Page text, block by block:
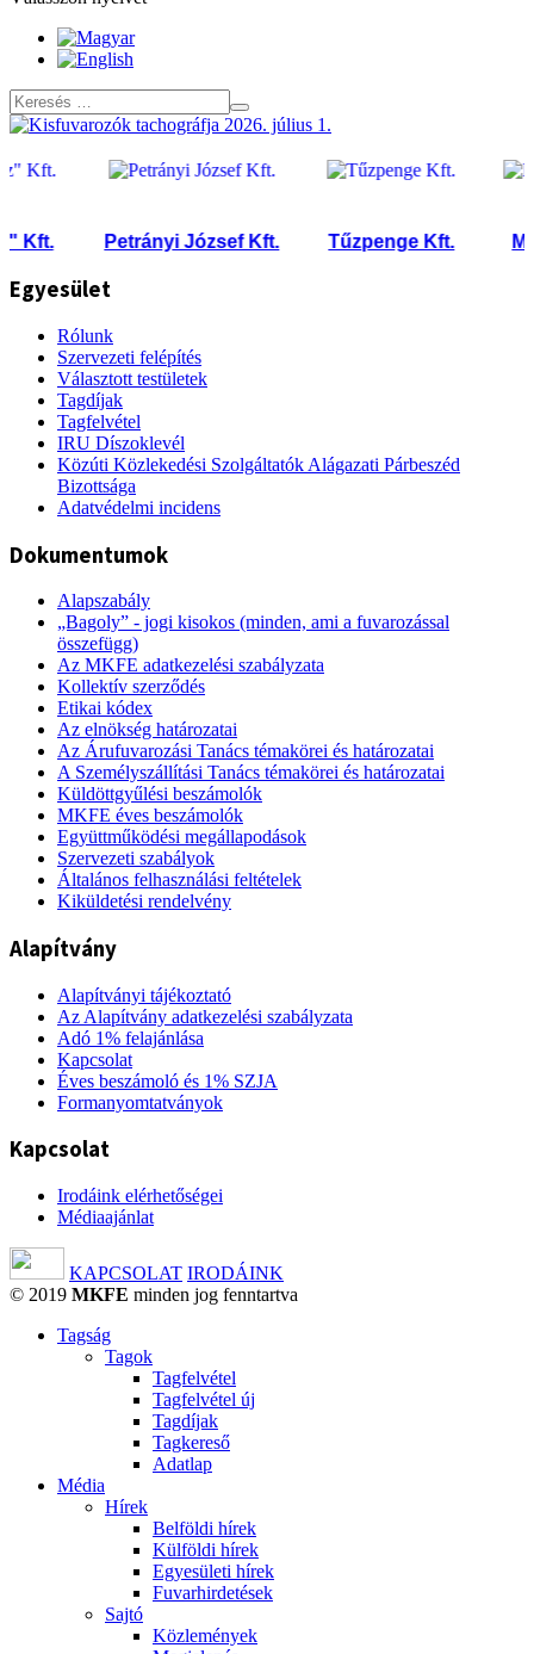
Petrányi József Kft. Tűzpenge Kft.
Egyesület
Rólunk
Szervezeti felépítés
Választott testületek
Tagdíjak
Tagfelvétel
IRU Díszoklevél
Közúti Közlekedési Szolgáltatók Alágazati Párbeszéd
Bizottsága
Adatvédelmi incidens
Dokumentumok
Alapszabály
„Bagoly” - jogi kisokos (minden, ami a fuvarozással
összefügg)
Az MKFE adatkezelési szabályzata
Kollektív szerződés
Etikai kódex
Az elnökség határozatai
Az Árufuvarozási Tanács témakörei és határozatai
A Személyszállítási Tanács témakörei és határozatai
Küldöttgyűlési beszámolók
MKFE éves beszámolók
Együttműködési megállapodások
Szervezeti szabályok
Általános felhasználási feltételek
Kiküldetési rendelvény
Alapítvány
Alapítványi tájékoztató
Az Alapítvány adatkezelési szabályzata
Adó 1% felajánlása
Kapcsolat
Éves beszámoló és 1% SZJA
Formanyomtatványok
Kapcsolat
Irodáink elérhetőségei
Médiaajánlat
KAPCSOLAT IRODÁINK
© 2019 MKFE minden jog fenntartva
Tagság
Tagok
Tagfelvétel
Tagfelvétel új
Tagdíjak
Tagkereső
Adatlap
Média
Hírek
Belföldi hírek
Külföldi hírek
Egyesületi hírek
Fuvarhirdetések
Sajtó
Közlemények